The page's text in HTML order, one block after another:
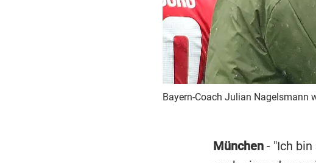
Bayern-Coach Julian Nagelsmann
München- "Ich bin